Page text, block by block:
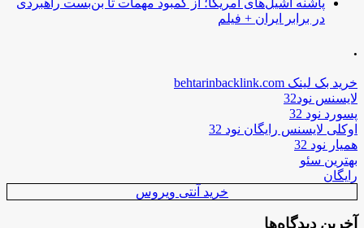
پاشنه آشیل‌های آمریکا؛ از کمبود مهمات تا بن‌بست راهبردی
در برابر ایران + فیلم
.
خرید بک لینک behtarinbacklink.com
لایسنس نود32
پسورد نود 32
اوکلی لایسنس رایگان نود 32
همیار نود 32
بهترین سئو
رایگان
خرید آنتی ویروس
آخرین دیدگاه‌ها